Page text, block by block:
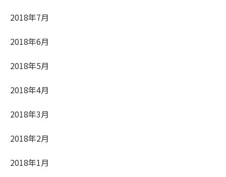
2018年7月
2018年6月
2018年5月
2018年4月
2018年3月
2018年2月
2018年1月